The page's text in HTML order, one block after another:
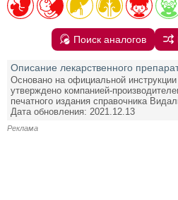
Поиск аналогов
Описание лекарственного
Основано на официальной
утверждено компанией-
печатного издания справочника
Дата обновления: 2021.12.13
Реклама